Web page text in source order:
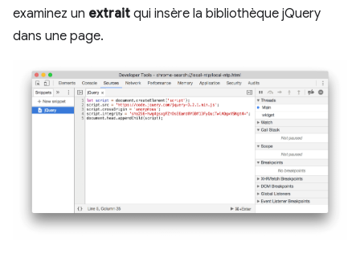
examinez un extrait qui insère la bibliothèque jQuery
dans une page.